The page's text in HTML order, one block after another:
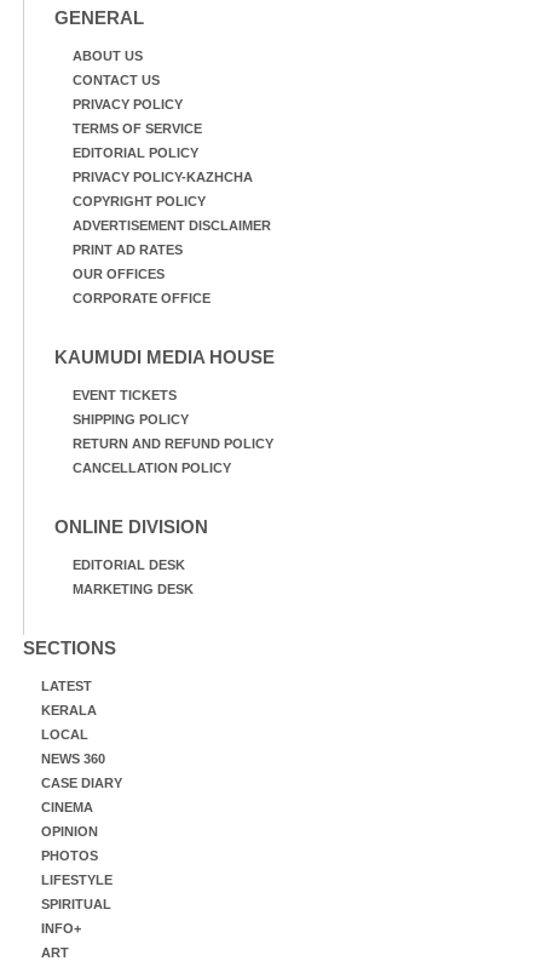
പ്രധാന സഞ്ചാര
കടത്ത് വള്ളം
GENERAL
ABOUT US
CONTACT US
PRIVACY POLICY
TERMS OF SERVICE
EDITORIAL POLICY
PRIVACY POLICY-KAZHCHA
COPYRIGHT POLICY
ADVERTISEMENT DISCLAIMER
PRINT AD RATES
OUR OFFICES
CORPORATE OFFICE
KAUMUDI MEDIA HOUSE
EVENT TICKETS
SHIPPING POLICY
RETURN AND REFUND POLICY
CANCELLATION POLICY
ONLINE DIVISION
EDITORIAL DESK
MARKETING DESK
SECTIONS
LATEST
KERALA
LOCAL
NEWS 360
CASE DIARY
CINEMA
OPINION
PHOTOS
LIFESTYLE
SPIRITUAL
INFO+
ART